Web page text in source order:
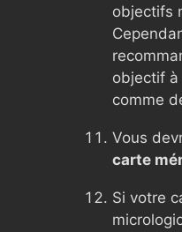
objectifs
objectif à
comme
Vous
carte
Si votre